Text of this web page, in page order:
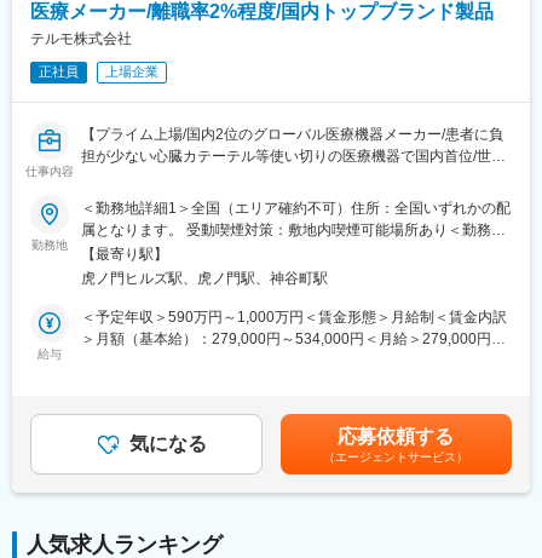
医療メーカー/離職率2%程度/国内トップブランド製品
テルモ株式会社
正社員 上場企業
仕事内容
【プライム上場/国内2位のグローバル医療機器メーカー/患者に負
担が少ない心臓カテーテル等使い切りの医療機器で国内首位/世界
■メインミッション：
担当エリアの病院（主に医師）に対し、当社のインターベンショ
ナルシステムズ事業（血管内治療）にて扱っている製品を提案し
ていただきます。
製品の販売、サービスの提供を通じて医療現場の改題を解決する
ことで医療に貢献し、テルモブランドを育成することがミッショ
・担当製品の販売活動、各種販促イベントの企画運営
・製品適正使用のための技術サポート（手術の立会いあり）
・製品適正使用に必要となる文献・資料・製品関連情報の提供
勤務地
＜勤務地詳細1＞全国（エリア確約不可）住所：全国いずれかの配
属となります。 受動喫煙対策：敷地内喫煙可能場所あり＜勤務地
詳細2＞虎ノ門ヒルズステーションタワー住所：東京都港区虎ノ門
２丁目６－１ 虎ノ門ヒルズ ステーションタワー 受動喫煙対策：
ートワーク含む）
【最寄り駅】
虎ノ門ヒルズ駅、虎ノ門駅、神谷町駅
給与
＜予定年収＞590万円～1,000万円＜賃金形態＞月給制＜賃金内訳
＞月額（基本給）：279,000円～534,000円＜月給＞279,000円～
はあくまでも目安の金額であり、選考を通じて上下する可能性が
あります。月給(月額)は固定手当を含めた表記です。
気になる 応募依頼する
（エージェントサービス）
人気求人ランキング